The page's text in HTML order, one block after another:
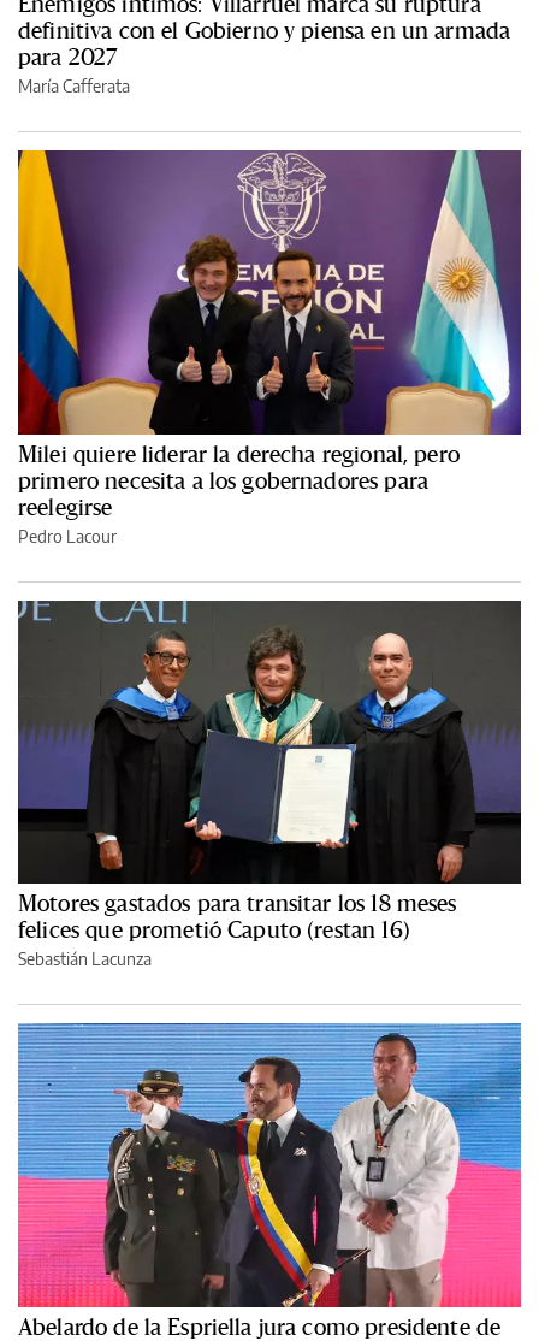
definitiva con el Gobierno y piensa en un armada
para 2027
María Cafferata
Milei quiere liderar la derecha regional, pero
primero necesita a los gobernadores para
reelegirse
Pedro Lacour
Motores gastados para transitar los 18 meses
felices que prometió Caputo (restan 16)
Sebastián Lacunza
Abelardo de la Espriella jura como presidente de